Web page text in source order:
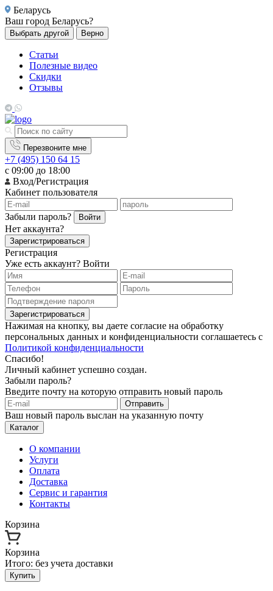
Беларусь
Ваш город Беларусь?
Выбрать другой Верно
Статьи
Полезные видео
Скидки
Отзывы
Перезвоните мне
+7 (495) 150 64 15
с 09:00 до 18:00
Вход/Регистрация
Кабинет пользователя
Забыли пароль? Войти
Нет аккаунта?
Зарегистрироваться
Регистрация
Уже есть аккаунт? Войти
Зарегистрироваться
Нажимая на кнопку, вы даете согласие на обработку
персональных данных и конфиденциальности соглашаетесь с
Политикой конфиденциальности
Спасибо!
Личный кабинет успешно создан.
Забыли пароль?
Введите почту на которую отправить новый пароль
Отправить
Ваш новый пароль выслан на указанную почту
Каталог
О компании
Услуги
Оплата
Доставка
Сервис и гарантия
Контакты
Корзина
Корзина
Итого: без учета доставки
Купить